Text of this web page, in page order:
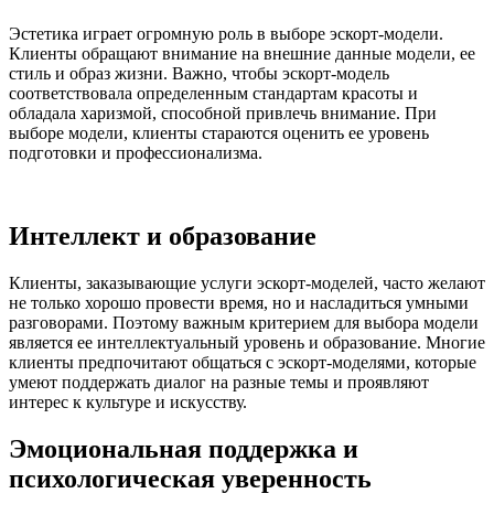
Эстетика играет огромную роль в выборе эскорт-модели.
Клиенты обращают внимание на внешние данные модели, ее
стиль и образ жизни. Важно, чтобы эскорт-модель
соответствовала определенным стандартам красоты и
обладала харизмой, способной привлечь внимание. При
выборе модели, клиенты стараются оценить ее уровень
подготовки и профессионализма.
Интеллект и образование
Клиенты, заказывающие услуги эскорт-моделей, часто желают
не только хорошо провести время, но и насладиться умными
разговорами. Поэтому важным критерием для выбора модели
является ее интеллектуальный уровень и образование. Многие
клиенты предпочитают общаться с эскорт-моделями, которые
умеют поддержать диалог на разные темы и проявляют
интерес к культуре и искусству.
Эмоциональная поддержка и
психологическая уверенность